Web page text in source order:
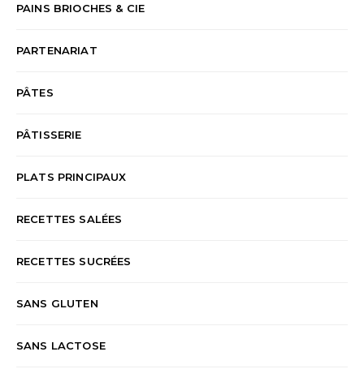
PAINS BRIOCHES & CIE
PARTENARIAT
PÂTES
PÂTISSERIE
PLATS PRINCIPAUX
RECETTES SALÉES
RECETTES SUCRÉES
SANS GLUTEN
SANS LACTOSE